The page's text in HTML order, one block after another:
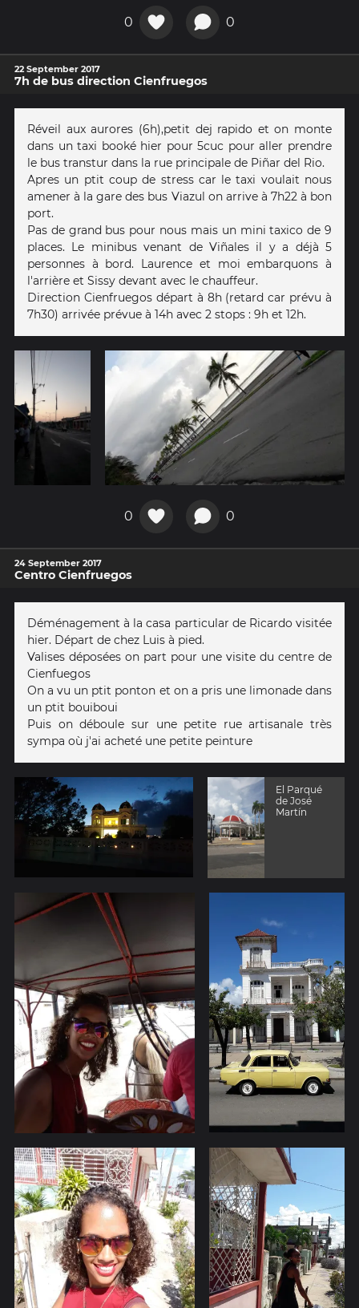
0 0
22 September 2017
7h de bus direction Cienfruegos
Réveil aux aurores (6h),petit dej rapido et on monte
dans un taxi booké hier pour 5cuc pour aller prendre
le bus transtur dans la rue principale de Piñar del Rio.
Apres un ptit coup de stress car le taxi voulait nous
amener à la gare des bus Viazul on arrive à 7h22 à bon
port.
Pas de grand bus pour nous mais un mini taxico de 9
places. Le minibus venant de Viñales il y a déjà 5
personnes à bord. Laurence et moi embarquons à
l'arrière et Sissy devant avec le chauffeur.
Direction Cienfruegos départ à 8h (retard car prévu à
7h30) arrivée prévue à 14h avec 2 stops : 9h et 12h.
0 0
24 September 2017
Centro Cienfruegos
Déménagement à la casa particular de Ricardo visitée
hier. Départ de chez Luis à pied.
Valises déposées on part pour une visite du centre de
Cienfuegos
On a vu un ptit ponton et on a pris une limonade dans
un ptit bouiboui
Puis on déboule sur une petite rue artisanale très
sympa où j'ai acheté une petite peinture
El Parqué
de José
Martín